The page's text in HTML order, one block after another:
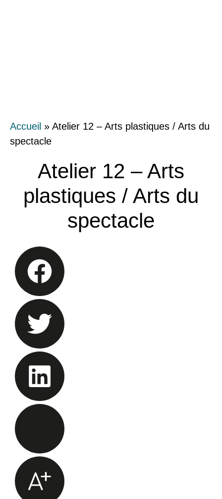
Accueil » Atelier 12 – Arts plastiques / Arts du
spectacle
Atelier 12 – Arts
plastiques / Arts du
spectacle